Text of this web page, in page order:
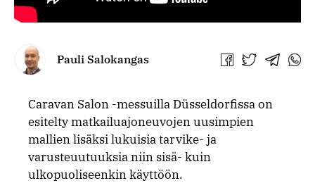
Pauli Salokangas
Jaa Jaa Jaa Jaa
Caravan Salon -messuilla Düsseldorfissa on
esitelty matkailuajoneuvojen uusimpien
mallien lisäksi lukuisia tarvike- ja
varusteuutuuksia niin sisä- kuin
ulkopuoliseenkin käyttöön.